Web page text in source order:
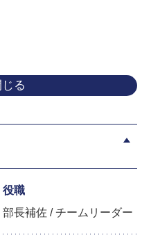
る
役職
部長補佐 / チームリーダー